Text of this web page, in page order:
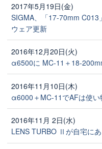
2017年5月19日(金)
SIGMA、「17-70mm
ウェア更新
2016年12月20日(火)
α6500に MC-11＋18-
2016年11月10日(木)
α6000＋MC-11でAFは使い
2016年11月 2日(水)
LENS TURBO Ⅱが自宅にあ